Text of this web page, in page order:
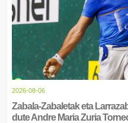
2026-08-06
Zabala-Zabaletak eta
dute Andre Maria Zuria